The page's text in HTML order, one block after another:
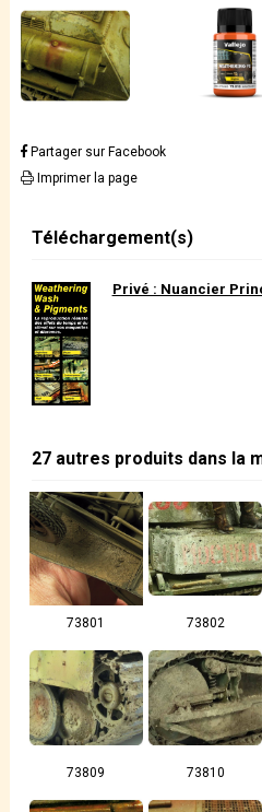
Partager sur Facebook
Imprimer la page
Téléchargement(s)
Privé : Nuancier
27 autres produits dans la
73801 73802
73809 73810